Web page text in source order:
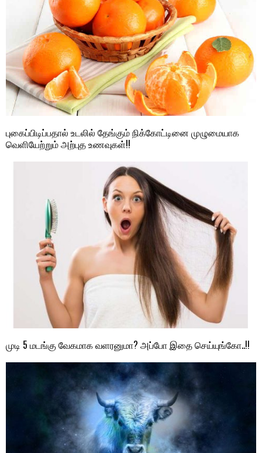
புகைப்பிடிப்பதால் உடலில் தேங்கும் நிக்கோட்டினை முழுமையாக
வெளியேற்றும் அற்புத உணவுகள்!!
முடி 5 மடங்கு வேகமாக வளரனுமா? அப்போ இதை செய்யுங்கோ..!!